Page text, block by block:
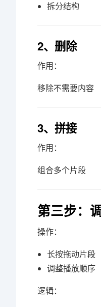
拆分结构
2、删除
作用：
移除不需要内容
3、拼接
作用：
组合多个片段
第三步：
操作：
长按拖动片段
调整播放顺序
逻辑：